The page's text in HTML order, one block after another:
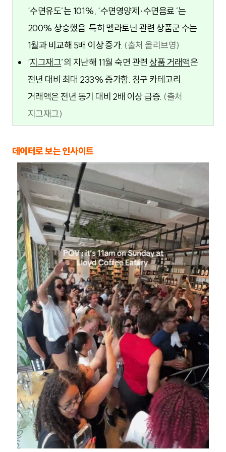
‘수면유도’는 101%, ‘수면영양제·수면음료 ’는
200% 상승했음. 특히 멜라토닌 관련 상품군 수는
1월과 비교해 5배 이상 증가. (출처 올리브영)
‘지그재그’의 지난해 11월 숙면 관련 상품 거래액은
전년 대비 최대 233% 증가함. 침구 카테고리
거래액은 전년 동기 대비 2배 이상 급증. (출처
지그재그)
데이터로 보는 인사이트